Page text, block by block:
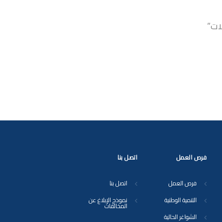
اتصل بنا
اتصل بنا
نموذج الإبلاغ عن
المخالفات
فرص العمل
فرص العمل
التنمية الوطنية
الشواغر الحالية